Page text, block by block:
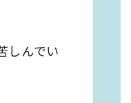
しんでい